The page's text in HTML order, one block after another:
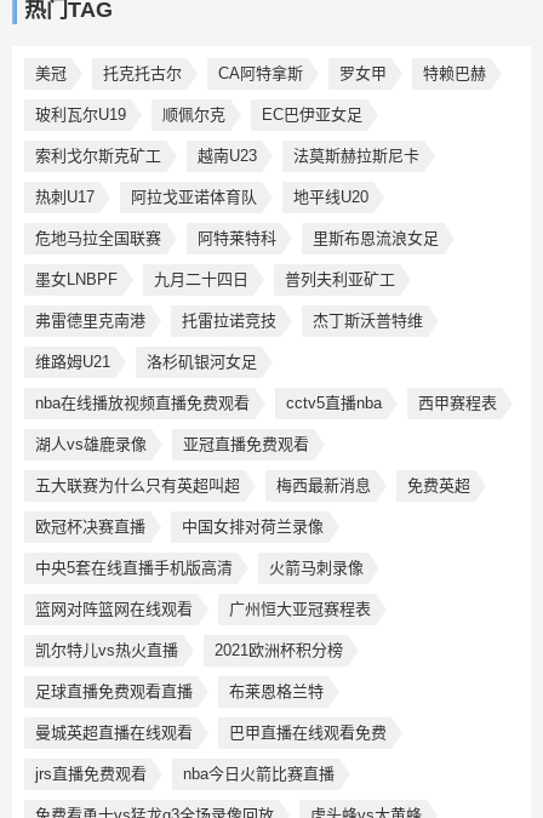
热门TAG
美冠 托克托古尔 CA阿特拿斯 罗女甲 特赖巴赫
玻利瓦尔U19 顺佩尔克 EC巴伊亚女足
索利戈尔斯克矿工 越南U23 法莫斯赫拉斯尼卡
热刺U17 阿拉戈亚诺体育队 地平线U20
危地马拉全国联赛 阿特莱特科 里斯布恩流浪女足
墨女LNBPF 九月二十四日 普列夫利亚矿工
弗雷德里克南港 托雷拉诺竞技 杰丁斯沃普特维
维路姆U21 洛杉矶银河女足
nba在线播放视频直播免费观看 cctv5直播nba 西甲赛程表
湖人vs雄鹿录像 亚冠直播免费观看
五大联赛为什么只有英超叫超 梅西最新消息 免费英超
欧冠杯决赛直播 中国女排对荷兰录像
中央5套在线直播手机版高清 火箭马刺录像
篮网对阵篮网在线观看 广州恒大亚冠赛程表
凯尔特儿vs热火直播 2021欧洲杯积分榜
足球直播免费观看直播 布莱恩格兰特
曼城英超直播在线观看 巴甲直播在线观看免费
jrs直播免费观看 nba今日火箭比赛直播